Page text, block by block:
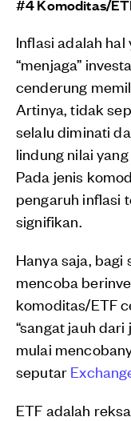
#4 Komoditas/
Inflasi adalah
“menjaga”
cenderung
Artinya, tidak
selalu diminati
lindung nilai
Pada jenis
pengaruh inflasi
signifikan.
Hanya saja,
mencoba
komoditas/ETF
“sangat jauh dari
mulai
seputar
ETF adalah